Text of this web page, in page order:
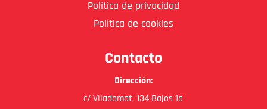
Política de privacidad
Política de cookies
Contacto
Dirección:
c/ Viladomat, 134 Bajos 1a